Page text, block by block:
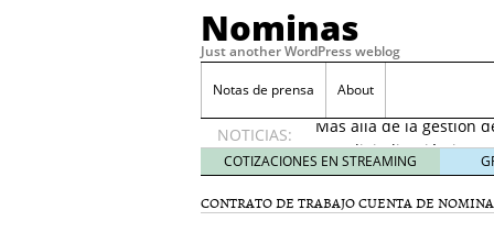
Nominas
Just another WordPress weblog
Notas de prensa About
NOTICIAS:
Desempleo Colombia
Una digitalización
en el sector financiero
¿Cómo afectó el
22, 2021
COTIZACIONES EN STREAMING
CONTRATO DE TRABAJOCUENTA DE NOMINA